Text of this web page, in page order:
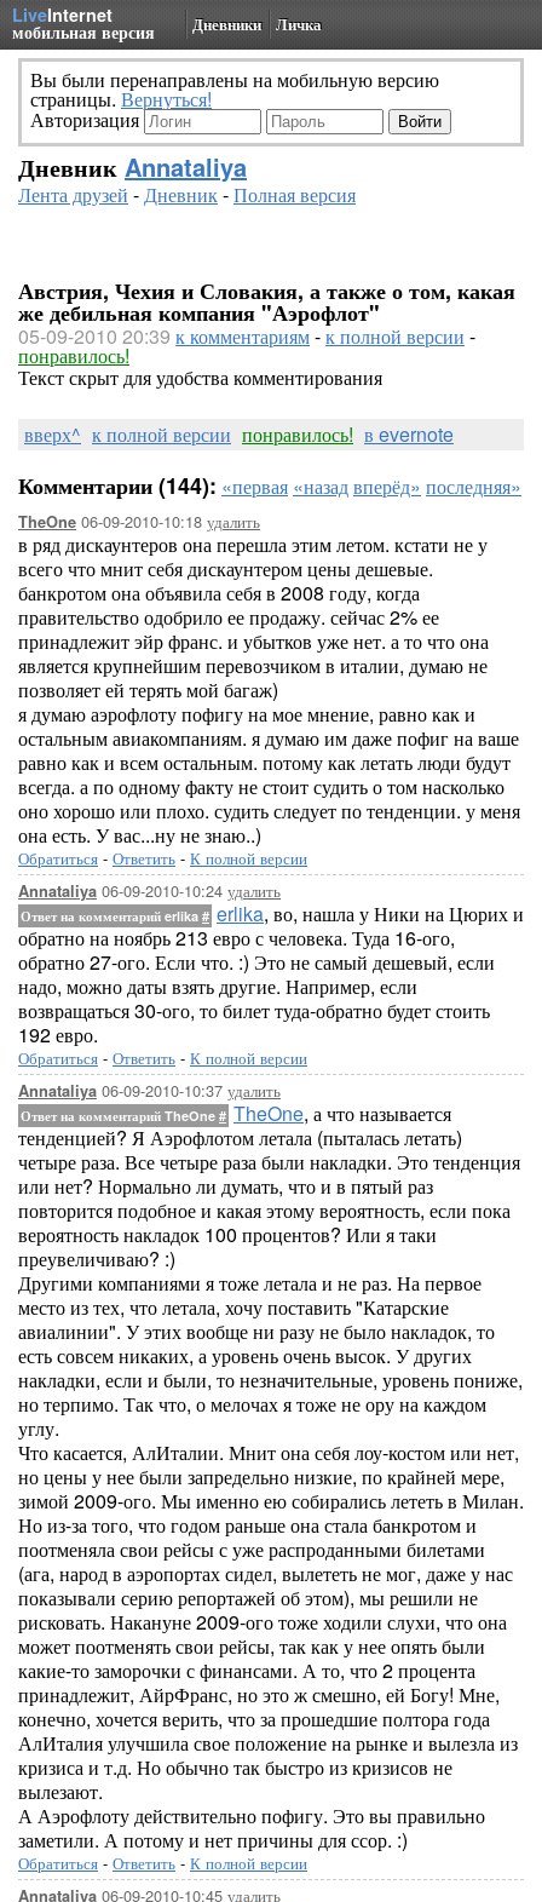
LiveInternet
мобильная версия Дневники Личка
Вы были перенаправлены на мобильную версию
страницы. Вернуться!
Авторизация
Дневник Annataliya
Лента друзей -Дневник-Полная версия
Австрия, Чехия и Словакия, а также о том, какая
же дебильная компания "Аэрофлот"
05-09-2010 20:39 к комментариям-к полной версии -
понравилось!
Текст скрыт для удобства комментирования
вверх^ к полной версии понравилось! в evernote
Комментарии (144): «первая «назадвперёд» последняя»
TheOne 06-09-2010-10:18 удалить
в ряд дискаунтеров она перешла этим летом. кстати не у
всего что мнит себя дискаунтером цены дешевые.
банкротом она объявила себя в 2008 году, когда
правительство одобрило ее продажу. сейчас 2% ее
принадлежит эйр франс. и убытков уже нет. а то что она
является крупнейшим перевозчиком в италии, думаю не
позволяет ей терять мой багаж)
я думаю аэрофлоту пофигу на мое мнение, равно как и
остальным авиакомпаниям. я думаю им даже пофиг на ваше
равно как и всем остальным. потому как летать люди будут
всегда. а по одному факту не стоит судить о том насколько
оно хорошо или плохо. судить следует по тенденции. у меня
она есть. У вас...ну не знаю..)
Обратиться - Ответить - К полной версии
Annataliya 06-09-2010-10:24 удалить
Ответ на комментарий erlika # erlika, во, нашла у Ники на Цюрих и
обратно на ноябрь 213 евро с человека. Туда 16-ого,
обратно 27-ого. Если что. :) Это не самый дешевый, если
надо, можно даты взять другие. Например, если
возвращаться 30-ого, то билет туда-обратно будет стоить
192 евро.
Обратиться - Ответить - К полной версии
Annataliya 06-09-2010-10:37 удалить
Ответ на комментарий TheOne # TheOne, а что называется
тенденцией? Я Аэрофлотом летала (пыталась летать)
четыре раза. Все четыре раза были накладки. Это тенденция
или нет? Нормально ли думать, что и в пятый раз
повторится подобное и какая этому вероятность, если пока
вероятность накладок 100 процентов? Или я таки
преувеличиваю? :)
Другими компаниями я тоже летала и не раз. На первое
место из тех, что летала, хочу поставить "Катарские
авиалинии". У этих вообще ни разу не было накладок, то
есть совсем никаких, а уровень очень высок. У других
накладки, если и были, то незначительные, уровень пониже,
но терпимо. Так что, о мелочах я тоже не ору на каждом
углу.
Что касается, АлИталии. Мнит она себя лоу-костом или нет,
но цены у нее были запредельно низкие, по крайней мере,
зимой 2009-ого. Мы именно ею собирались лететь в Милан.
Но из-за того, что годом раньше она стала банкротом и
поотменяла свои рейсы с уже распроданными билетами
(ага, народ в аэропортах сидел, вылететь не мог, даже у нас
показывали серию репортажей об этом), мы решили не
рисковать. Накануне 2009-ого тоже ходили слухи, что она
может поотменять свои рейсы, так как у нее опять были
какие-то заморочки с финансами. А то, что 2 процента
принадлежит, АйрФранс, но это ж смешно, ей Богу! Мне,
конечно, хочется верить, что за прошедшие полтора года
АлИталия улучшила свое положение на рынке и вылезла из
кризиса и т.д. Но обычно так быстро из кризисов не
вылезают.
А Аэрофлоту действительно пофигу. Это вы правильно
заметили. А потому и нет причины для ссор. :)
Обратиться - Ответить - К полной версии
Annataliya 06-09-2010-10:45 удалить